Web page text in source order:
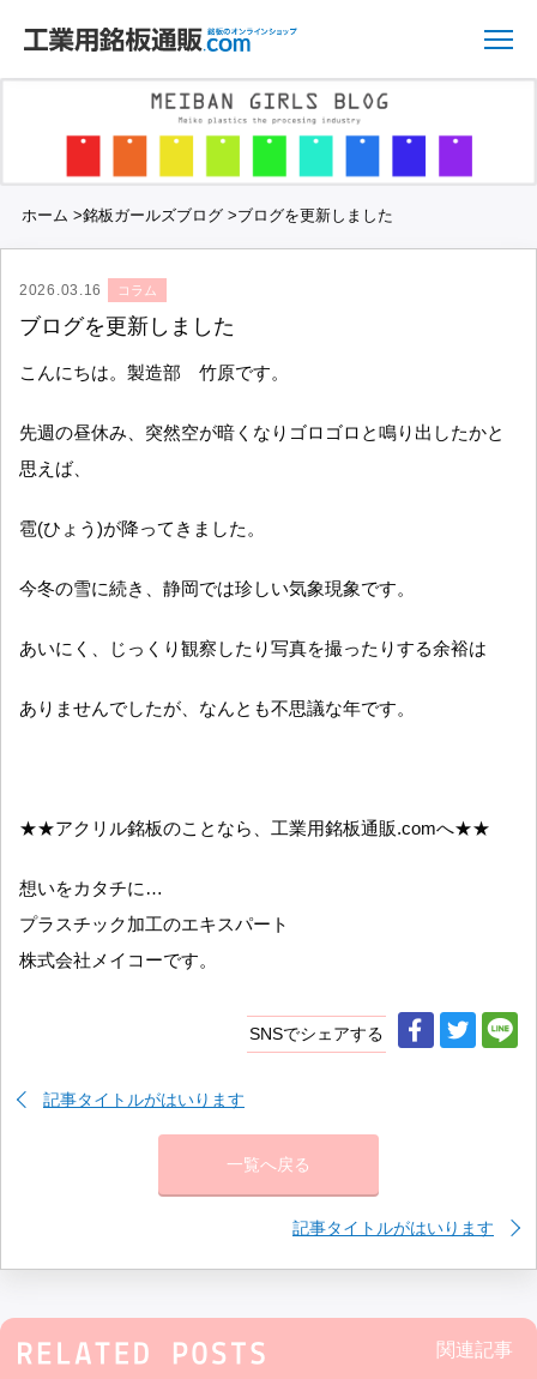
ホーム >銘板ガールズブログ>ブログを更新しました
2026.03.16 コラム
ブログを更新しました
こんにちは。製造部 竹原です。
先週の昼休み、突然空が暗くなりゴロゴロと鳴り出したかと
思えば、
雹(ひょう)が降ってきました。
今冬の雪に続き、静岡では珍しい気象現象です。
あいにく、じっくり観察したり写真を撮ったりする余裕は
ありませんでしたが、なんとも不思議な年です。
★★アクリル銘板のことなら、工業用銘板通販.comへ★★
想いをカタチに…
プラスチック加工のエキスパート
株式会社メイコーです。
SNSでシェアする
記事タイトルがはいります
一覧へ戻る
記事タイトルがはいります
関連記事